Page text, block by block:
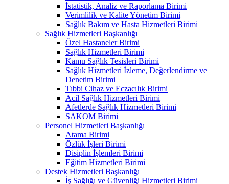
İstatistik, Analiz ve Raporlama Birimi
Verimlilik ve Kalite Yönetim Birimi
Sağlık Bakım ve Hasta Hizmetleri Birimi
Sağlık Hizmetleri Başkanlığı
Özel Hastaneler Birimi
Sağlık Hizmetleri Birimi
Kamu Sağlık Tesisleri Birimi
Sağlık Hizmetleri İzleme, Değerlendirme ve
Denetim Birimi
Tıbbi Cihaz ve Eczacılık Birimi
Acil Sağlık Hizmetleri Birimi
Afetlerde Sağlık Hizmetleri Birimi
SAKOM Birimi
Personel Hizmetleri Başkanlığı
Atama Birimi
Özlük İşleri Birimi
Disiplin İşlemleri Birimi
Eğitim Hizmetleri Birimi
Destek Hizmetleri Başkanlığı
İş Sağlığı ve Güvenliği Hizmetleri Birimi